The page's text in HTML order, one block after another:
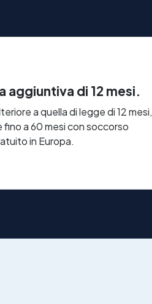
aggiuntiva di 12 mesi.
a quella di legge di 12 mesi,
a 60 mesi con soccorso
in Europa.